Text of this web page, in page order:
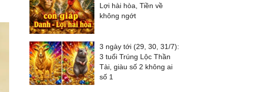
Lợi hài hòa, Tiền về
không ngớt
3 ngày tới (29, 30, 31/7):
3 tuổi Trúng Lộc Thần
Tài, giàu số 2 không ai
số 1